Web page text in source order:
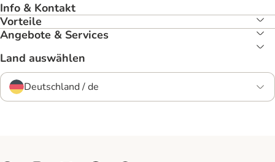
Info & Kontakt
Vorteile
Angebote & Services
Land auswählen
Deutschland / de